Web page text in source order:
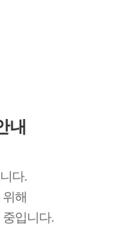
내
다.
해
입니다.